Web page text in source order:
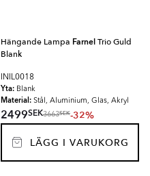
Hängande Lampa FarnelTrio Guld
Blank
INIL0018
Yta: Blank
Material: Stål, Aluminium, Glas, Akryl
2499SEK3663SEK-32%
LÄGG I VARUKORG